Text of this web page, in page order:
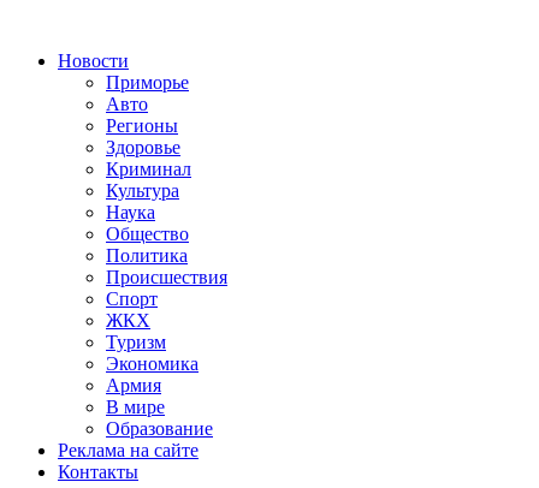
Новости
Приморье
Авто
Регионы
Здоровье
Криминал
Культура
Наука
Общество
Политика
Происшествия
Спорт
ЖКХ
Туризм
Экономика
Армия
В мире
Образование
Реклама на сайте
Контакты